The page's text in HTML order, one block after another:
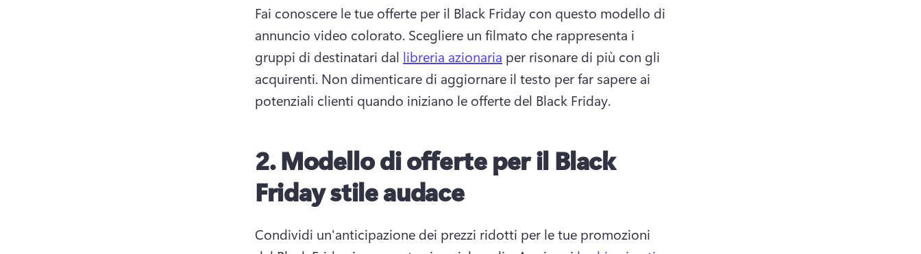
Fai conoscere le tue offerte per il Black Friday con questo modello di
annuncio video colorato. Scegliere un filmato che rappresenta i
gruppi di destinatari dal libreria azionaria per risonare di più con gli
acquirenti. Non dimenticare di aggiornare il testo per far sapere ai
potenziali clienti quando iniziano le offerte del Black Friday.
2. Modello di offerte per il Black
Friday stile audace
Condividi un'anticipazione dei prezzi ridotti per le tue promozioni